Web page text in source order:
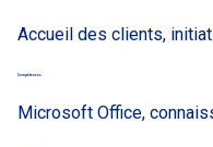
Accueil des clients,
Compétences
Microsoft Office,